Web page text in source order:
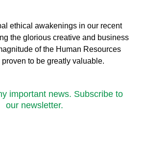
ethical awakenings in our recent
the glorious creative and business
of the Human Resources
to be greatly valuable.
important news. Subscribe to
our newsletter.